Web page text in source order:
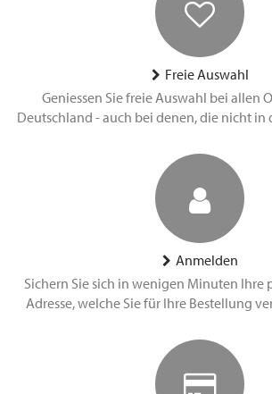
Freie Auswahl
Geniessen Sie freie Auswahl bei allen
Deutschland - auch bei denen, die nicht in
Anmelden
Sichern Sie sich in wenigen Minuten Ihre
Adresse, welche Sie für Ihre Bestellung